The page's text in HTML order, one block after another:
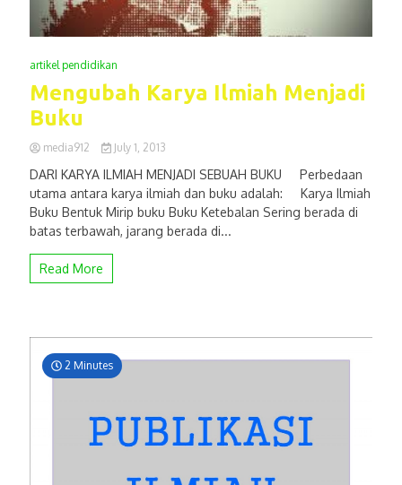
artikel pendidikan
Mengubah Karya Ilmiah Menjadi
Buku
media912 July 1, 2013
DARI KARYA ILMIAH MENJADI SEBUAH BUKU Perbedaan
utama antara karya ilmiah dan buku adalah: Karya Ilmiah
Buku Bentuk Mirip buku Buku Ketebalan Sering berada di
batas terbawah, jarang berada di...
Read More
2 Minutes